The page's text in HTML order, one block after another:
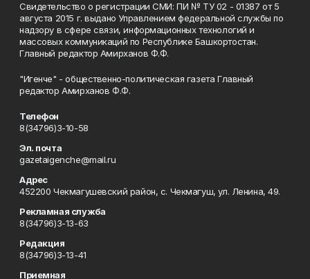
Свидетельство о регистрации СМИ: ПИ № ТУ 02 - 01387 от 5
августа 2015 г. выдано Управлением федеральной службы по
надзору в сфере связи, информационных технологий и
массовых коммуникаций по Республике Башкортостан.
Главный редактор Амирханов Ф.Ф.
"Игенче" - общественно-политическая газета Главный
редактор Амирханов Ф.Ф.
Телефон
8(34796)3-10-58
Эл. почта
gazetaigenche@mail.ru
Адрес
452200 Чекмагушевский район, с. Чекмагуш, ул. Ленина, 49.
Рекламная служба
8(34796)3-13-63
Редакция
8(34796)3-13-41
Приемная